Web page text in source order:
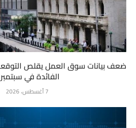
ضعف بيانات سوق العمل يقلص
الفائدة في
7 أغسطس، 2026